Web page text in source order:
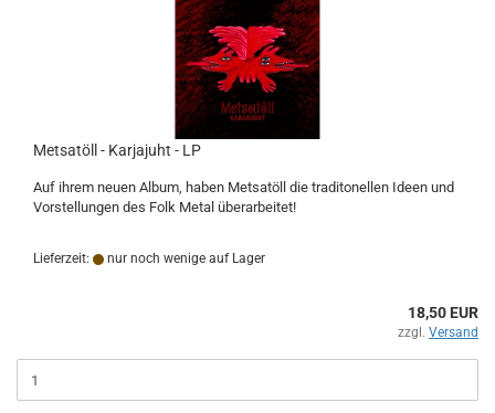
Metsatöll - Karjajuht - LP
Auf ihrem neuen Album, haben Metsatöll die traditonellen Ideen und
Vorstellungen des Folk Metal überarbeitet!
Lieferzeit: nur noch wenige auf Lager
18,50 EUR
zzgl. Versand